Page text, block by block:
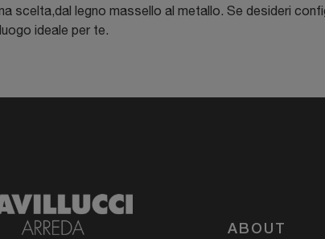
scelta,dal legno massello al metallo. Se desideri
ideale per te.
ABOUT